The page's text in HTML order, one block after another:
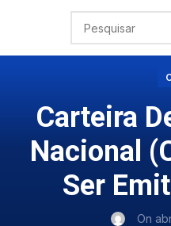
Carteira
Nacional
Ser
On